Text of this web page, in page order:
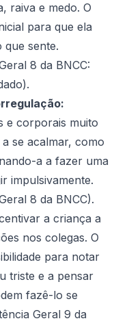
raiva e medo. O
para que ela
que sente.
8 da BNCC:
e corporais muito
se acalmar, como
a a fazer uma
impulsivamente.
8 da BNCC).
a criança a
nos colegas. O
para notar
triste e a pensar
fazê-lo se
Geral 9 da